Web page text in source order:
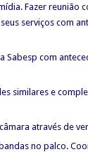
Fazer reunião
serviços com
Sabesp com
similares e
através de
no palco.